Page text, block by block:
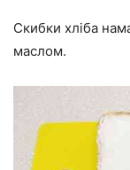
Скибки хліба
маслом.